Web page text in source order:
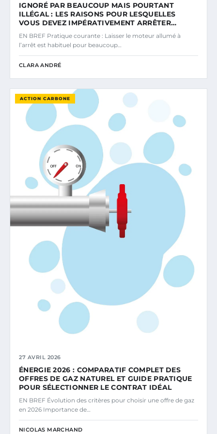
IGNORÉ PAR BEAUCOUP MAIS POURTANT
ILLÉGAL : LES RAISONS POUR LESQUELLES
VOUS DEVEZ IMPÉRATIVEMENT ARRÊTER…
EN BREF Pratique courante : Laisser le moteur allumé à
l’arrêt est habituel pour beaucoup…
CLARA ANDRÉ
ACTION CARBONE
27 AVRIL 2026
ÉNERGIE 2026 : COMPARATIF COMPLET DES
OFFRES DE GAZ NATUREL ET GUIDE PRATIQUE
POUR SÉLECTIONNER LE CONTRAT IDÉAL
EN BREF Évolution des critères pour choisir une offre de gaz
en 2026 Importance de…
NICOLAS MARCHAND